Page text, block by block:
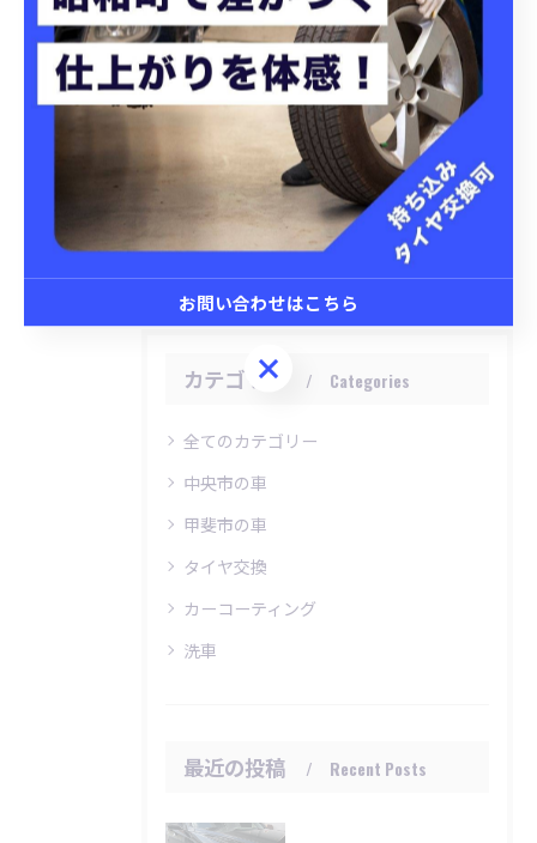
< 前のページ 一覧に戻る 次のページ >
関連タグ
#昭和町
#撥水
#セラミックコーティング
カテゴリー Categories
全てのカテゴリー
中央市の車
甲斐市の車
タイヤ交換
カーコーティング
洗車
最近の投稿 Recent Posts
お問い合わせはこちら
お問い合わせはこちら